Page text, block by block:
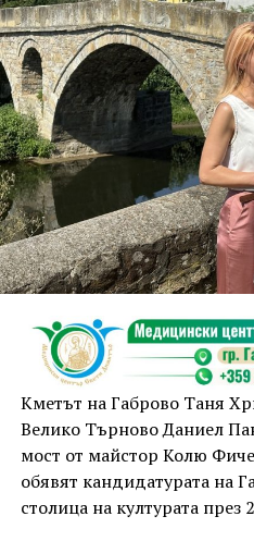
Кметът на Габрово Таня
Велико Търново Даниел
мост от майстор Колю
обявят кандидатурата на
столица на културата през